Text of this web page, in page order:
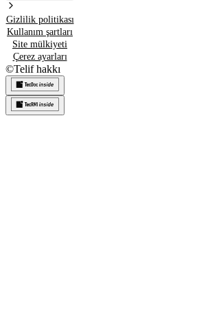
Gizlilik politikası
Kullanım şartları
Site mülkiyeti
Çerez ayarları
©Telif hakkı